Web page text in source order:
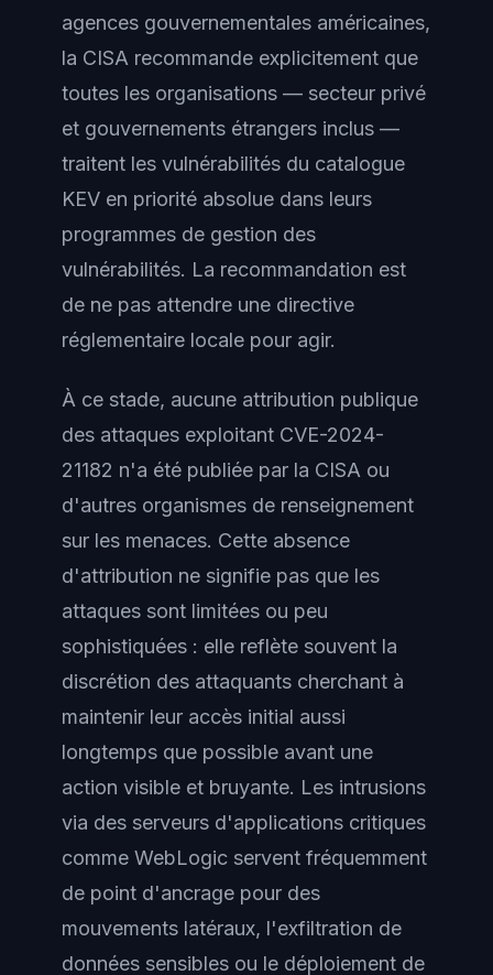
agences gouvernementales américaines,
la CISA recommande explicitement que
toutes les organisations — secteur privé
et gouvernements étrangers inclus —
traitent les vulnérabilités du catalogue
KEV en priorité absolue dans leurs
programmes de gestion des
vulnérabilités. La recommandation est
de ne pas attendre une directive
réglementaire locale pour agir.
À ce stade, aucune attribution publique
des attaques exploitant CVE-2024-
21182 n'a été publiée par la CISA ou
d'autres organismes de renseignement
sur les menaces. Cette absence
d'attribution ne signifie pas que les
attaques sont limitées ou peu
sophistiquées : elle reflète souvent la
discrétion des attaquants cherchant à
maintenir leur accès initial aussi
longtemps que possible avant une
action visible et bruyante. Les intrusions
via des serveurs d'applications critiques
comme WebLogic servent fréquemment
de point d'ancrage pour des
mouvements latéraux, l'exfiltration de
données sensibles ou le déploiement de